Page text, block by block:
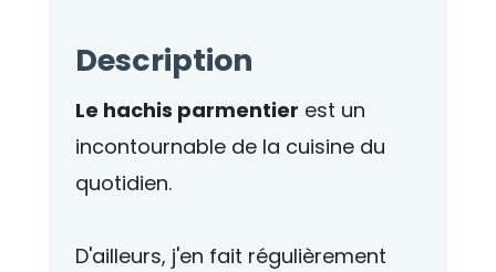
Description
Le hachis parmentier est un
incontournable de la cuisine du
quotidien.
D'ailleurs, j'en fait régulièrement